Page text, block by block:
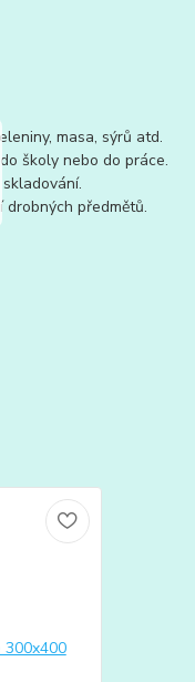
masa, sýrů atd.
školy nebo do práce.
drobných předmětů.